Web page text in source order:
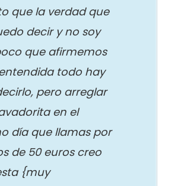
que la verdad que
decir y no soy
que afirmemos
todo hay
pero arreglar
en el
día que llamas por
de 50 euros creo
{muy